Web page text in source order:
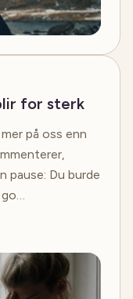
for sterk
på oss enn
pause: Du burde
go…